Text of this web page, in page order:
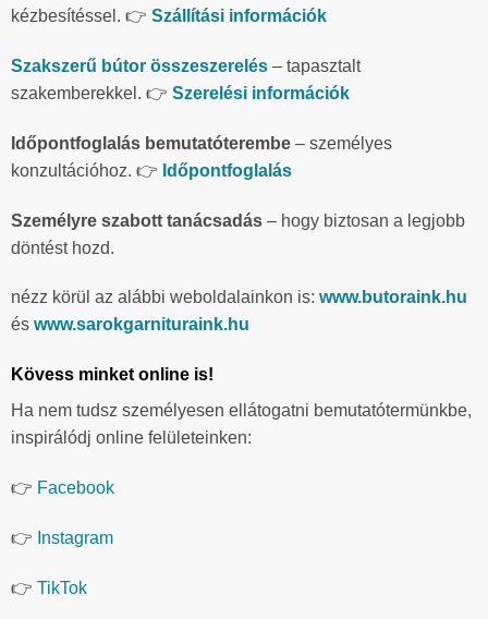
kézbesítéssel. 👉 Szállítási információk
Szakszerű bútor összeszerelés – tapasztalt
szakemberekkel. 👉 Szerelési információk
Időpontfoglalás bemutatóterembe – személyes
konzultációhoz. 👉 Időpontfoglalás
Személyre szabott tanácsadás – hogy biztosan a legjobb
döntést hozd.
nézz körül az alábbi weboldalainkon is: www.butoraink.hu
és www.sarokgarnituraink.hu
Kövess minket online is!
Ha nem tudsz személyesen ellátogatni bemutatótermünkbe,
inspirálódj online felületeinken:
👉 Facebook
👉 Instagram
👉 TikTok